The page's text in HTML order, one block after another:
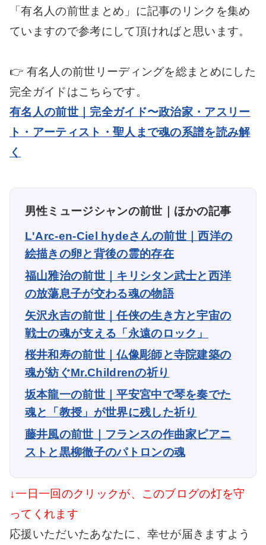
「有名人の前世まとめ」に記事のリンクを集め
ていますので参考にして頂ければと思います。
👉 有名人の前世リーディングを総まとめにした
完全ガイドはこちらです。
有名人の前世｜完全ガイド〜政治家・アスリー
ト・アーティスト・聖人まで魂の系譜を読み解
く
男性ミュージシャンの前世｜ほかの記事
L'Arc-en-Ciel hydeさんの前世｜西洋の
絵描きの卵と背後の霊的存在
福山雅治の前世｜キリシタン武士と西洋
の放蕩息子が交わる魂の物語
矢沢永吉の前世｜任侠の生き方と宇宙の
戦士の魂が支える「永遠のロック」
桜井和寿の前世｜仏像彫師と寺院建築の
魂が紡ぐMr.Childrenの祈り
坂本龍一の前世｜平安宮中で琴を奏でた
魂と「教授」が世界に残した祈り
藤井風の前世｜フランスの作曲家ピアニ
ストと黒柳徹子のパトロンの魂
↓一日一回のクリックが、このブログの灯を守
ってくれます
応援いただいたあなたに、幸せが届きますよう